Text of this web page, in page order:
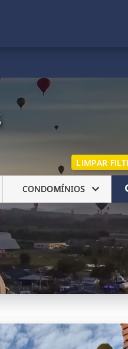
LIMPAR
CONDOMÍNIOS